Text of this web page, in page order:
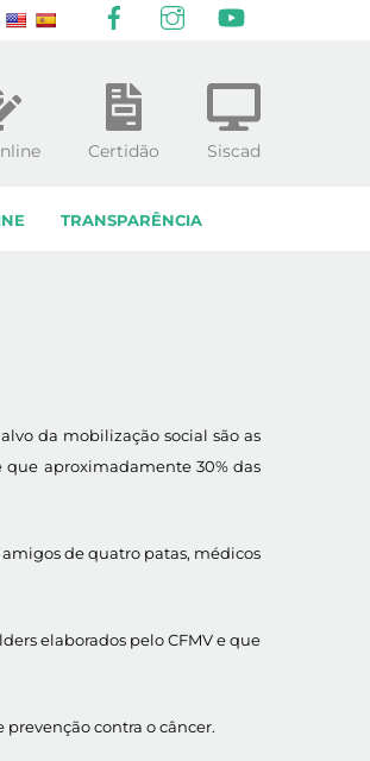
TRANSPARÊNCIA
Certidão Siscad
da mobilização social são as
aproximadamente 30% das
de quatro patas, médicos
elaborados pelo CFMV e que
contra o câncer.